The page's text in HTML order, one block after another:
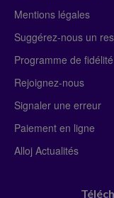
Mentions légales
Suggérez-nous un
Programme de fidélité
Rejoignez-nous
Signaler une erreur
Paiement en ligne
Alloj Actualités